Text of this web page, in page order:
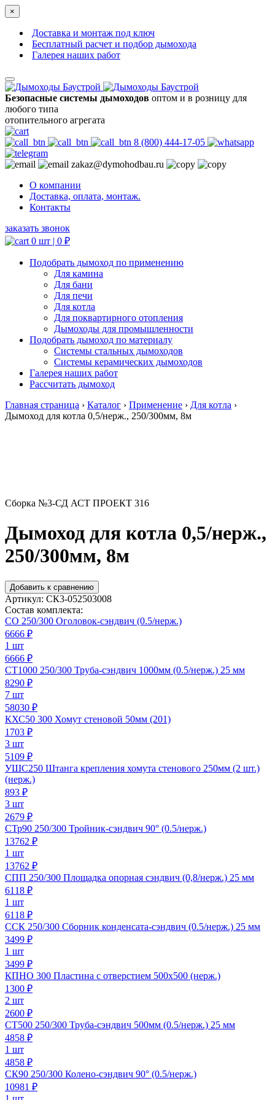
×
Доставка и монтаж под ключ
Бесплатный расчет и подбор дымохода
Галерея наших работ
Безопасные системы дымоходов оптом и в розницу для
любого типа
отопительного агрегата
8 (800) 444-17-05
zakaz@dymohodbau.ru
О компании
Доставка, оплата, монтаж.
Контакты
заказать звонок
0 шт | 0 ₽
Подобрать дымоход по применению
Для камина
Для бани
Для печи
Для котла
Для поквартирного отопления
Дымоходы для промышленности
Подобрать дымоход по материалу
Системы стальных дымоходов
Системы керамических дымоходов
Галерея наших работ
Рассчитать дымоход
Главная страница › Каталог › Применение › Для котла ›
Дымоход для котла 0,5/нерж., 250/300мм, 8м
Сборка №3-СД АСТ ПРОЕКТ 316
Дымоход для котла 0,5/нерж.,
250/300мм, 8м
Добавить к сравнению
Артикул: СК3-052503008
Состав комплекта:
СО 250/300 Оголовок-сэндвич (0.5/нерж.)
6666 ₽
1 шт
6666 ₽
СТ1000 250/300 Труба-сэндвич 1000мм (0.5/нерж.) 25 мм
8290 ₽
7 шт
58030 ₽
КХС50 300 Хомут стеновой 50мм (201)
1703 ₽
3 шт
5109 ₽
УШС250 Штанга крепления хомута стенового 250мм (2 шт.)
(нерж.)
893 ₽
3 шт
2679 ₽
СТр90 250/300 Тройник-сэндвич 90° (0.5/нерж.)
13762 ₽
1 шт
13762 ₽
СПП 250/300 Площадка опорная сэндвич (0,8/нерж.) 25 мм
6118 ₽
1 шт
6118 ₽
ССК 250/300 Сборник конденсата-сэндвич (0.5/нерж.) 25 мм
3499 ₽
1 шт
3499 ₽
КПНО 300 Пластина с отверстием 500х500 (нерж.)
1300 ₽
2 шт
2600 ₽
СТ500 250/300 Труба-сэндвич 500мм (0.5/нерж.) 25 мм
4858 ₽
1 шт
4858 ₽
СК90 250/300 Колено-сэндвич 90° (0.5/нерж.)
10981 ₽